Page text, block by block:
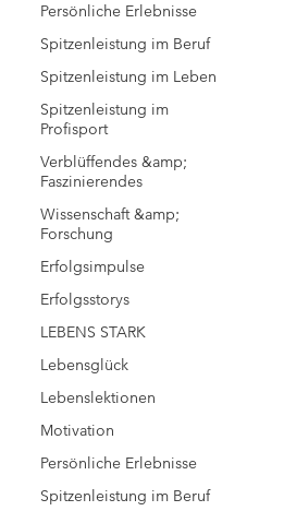
Persönliche Erlebnisse
Spitzenleistung im Beruf
Spitzenleistung im Leben
Spitzenleistung im
Profisport
Verblüffendes &amp;
Faszinierendes
Wissenschaft &amp;
Forschung
Erfolgsimpulse
Erfolgsstorys
LEBENS STARK
Lebensglück
Lebenslektionen
Motivation
Persönliche Erlebnisse
Spitzenleistung im Beruf